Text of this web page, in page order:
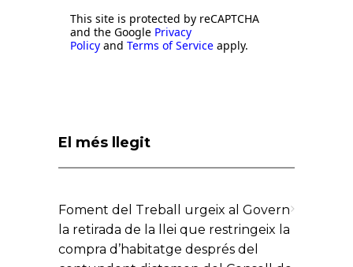
This site is protected by reCAPTCHA
and the Google Privacy
Policy and Terms of Service apply.
El més llegit
Foment del Treball urgeix al Govern
la retirada de la llei que restringeix la
compra d’habitatge després del